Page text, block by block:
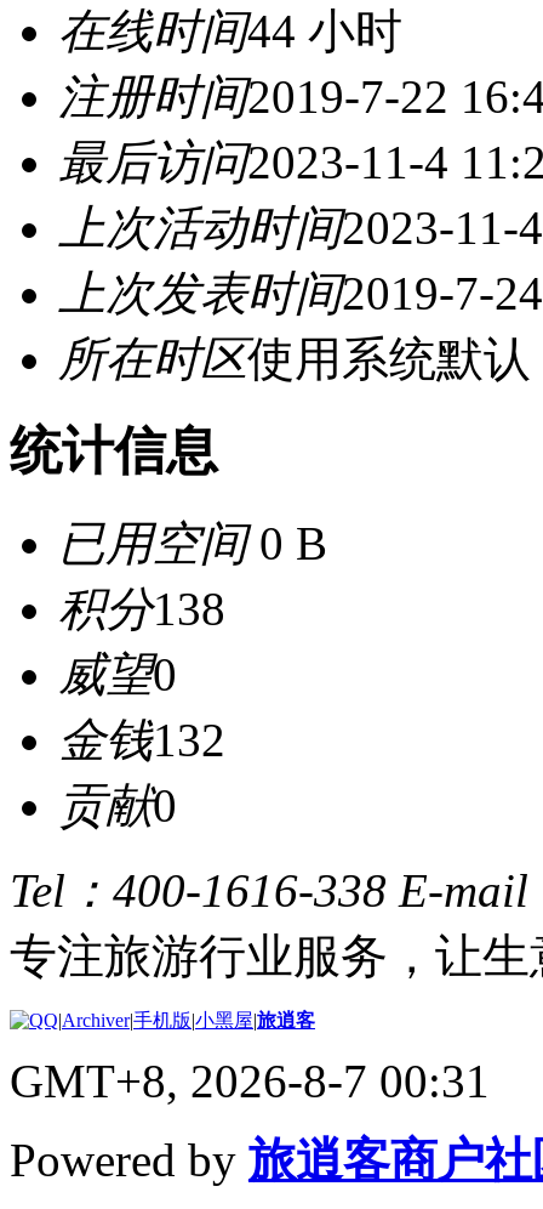
在线时间44 小时
注册时间2019-7-22
最后访问2023-11-4
上次活动时间2023-11-
上次发表时间2019-7-
所在时区使用系统默认
统计信息
已用空间0 B
积分138
威望0
金钱132
贡献0
Tel：400-1616-338 E-mail
专注旅游行业服务，让
|Archiver|手机版|小黑屋|旅逍客
GMT+8, 2026-8-7 00:31
Powered by 旅逍客商户社